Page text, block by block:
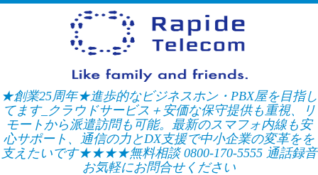
Skip
★創業25周年★進歩的なビジネスホン・PBX屋を目指し
てます_クラウドサービス＋安価な保守提供も重視、リ
モートから派遣訪問も可能。最新のスマフォ内線も安
心サポート、通信の力とDX支援で中小企業の変革をを
支えたいです★★★★無料相談 0800-170-5555 通話録音
お気軽にお問合せください